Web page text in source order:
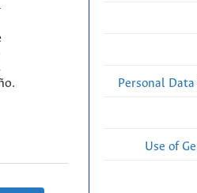
Personal
Use of